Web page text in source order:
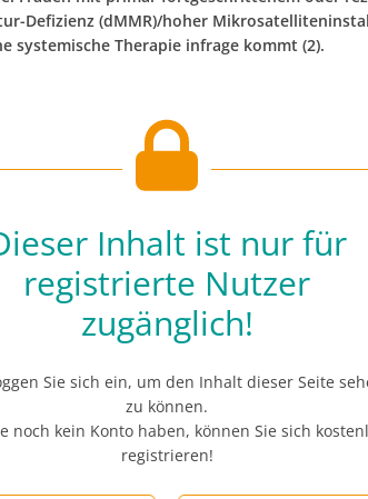
Defizienz (dMMR)/hoher
systemische Therapie infrage kommt (2).
Inhalt ist nur für
registrierte Nutzer
zugänglich!
Sie sich ein, um den Inhalt dieser Seite
zu können.
noch kein Konto haben, können Sie sich
registrieren!